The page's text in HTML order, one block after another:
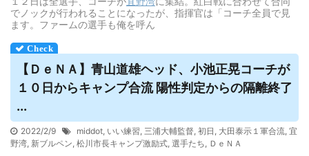
でノックが行われることになったが、指揮官は「コーチ全員で見
ます。ファームの選手も俺を呼ん
【ＤｅＮＡ】青山道雄ヘッド、小池正晃コーチが
１０日からキャンプ合流 陽性判定からの隔離終了
...
2022/2/9 middot, いい練習, 三浦大輔監督, 初日 , 大田泰示１軍合流, 宜
野湾, 新ブルペン, 松川市長キャンプ激励式, 選手たち, ＤｅＮＡ